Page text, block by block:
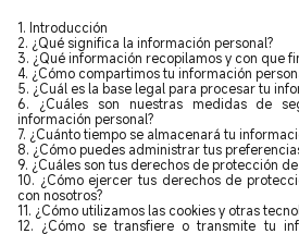
1. Introducción
2. ¿Qué significa la información personal?
3. ¿Qué información recopilamos y con que
4. ¿Cómo compartimos tu información
5. ¿Cuál es la base legal para procesar tu
6. ¿Cuáles son nuestras medidas de
información personal?
7. ¿Cuánto tiempo se almacenará tu
8. ¿Cómo puedes administrar tus
9. ¿Cuáles son tus derechos de protección
10. ¿Cómo ejercer tus derechos de
con nosotros?
11. ¿Cómo utilizamos las cookies y otras
12. ¿Cómo se transfiere o transmite tu